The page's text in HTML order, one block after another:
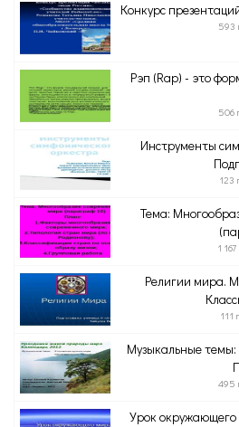
Конкурс
593
Рэп (Rap) - это
506
Инструменты
123
Тема:
1
Религии мира.
111
Музыкальные
495
Урок